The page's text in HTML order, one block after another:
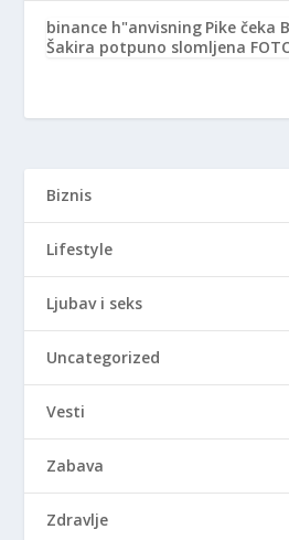
binance h"anvisning Pike čeka
Šakira potpuno slomljena
Biznis
Lifestyle
Ljubav i seks
Uncategorized
Vesti
Zabava
Zdravlje